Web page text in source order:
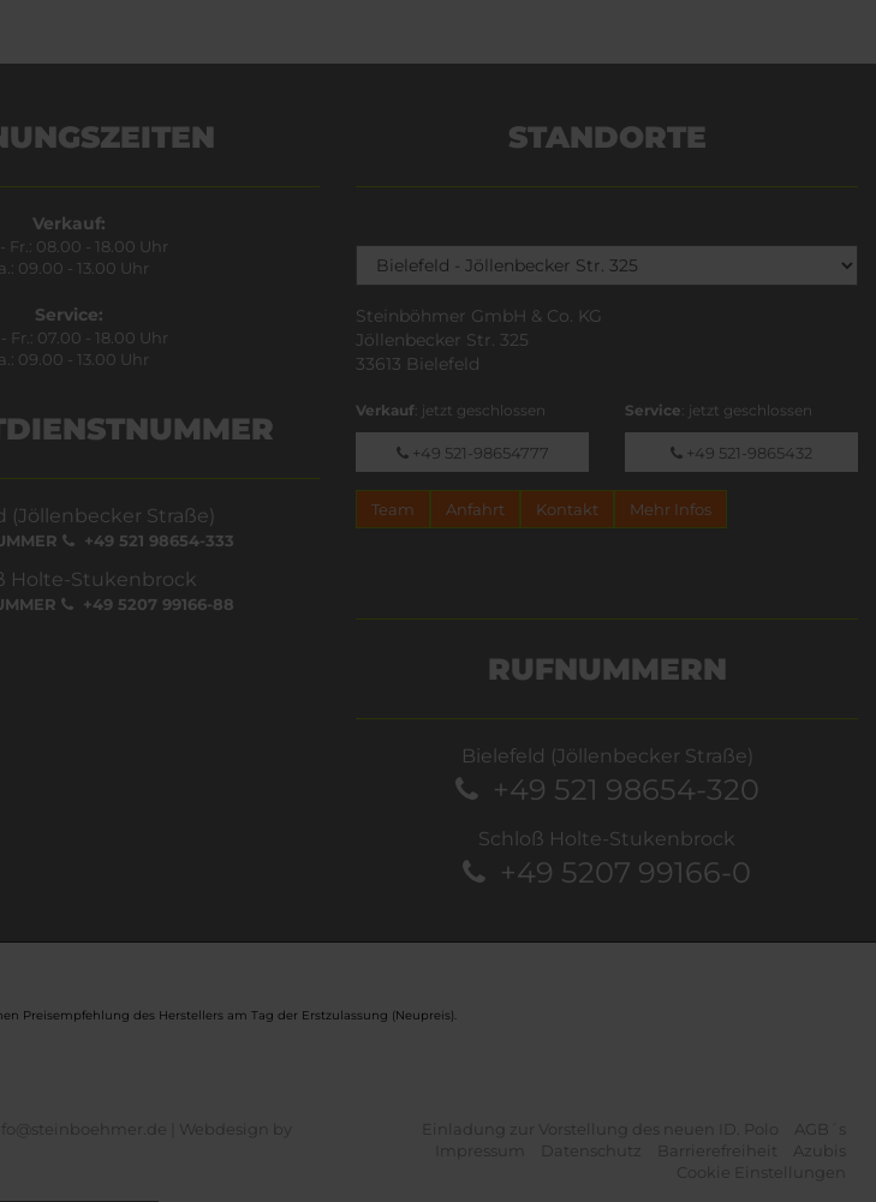
Verkauf:
Fr.: 08.00 - 18.00 Uhr
09.00 - 13.00 Uhr
Service:
Fr.: 07.00 - 18.00 Uhr
09.00 - 13.00 Uhr
(Jöllenbecker Straße)
+49 521 98654-333
Holte-Stukenbrock
+49 5207 99166-88
STANDORTE
Steinböhmer GmbH & Co. KG
Jöllenbecker Str. 325
33613 Bielefeld
Verkauf: jetzt geschlossen
+49 521-98654777
Service: jetzt geschlossen
+49 521-9865432
Team Anfahrt Kontakt Mehr Infos
RUFNUMMERN
Bielefeld (Jöllenbecker Straße)
+49 521 98654-320
Schloß Holte-Stukenbrock
+49 5207 99166-0
Preisempfehlung des Herstellers am Tag der Erstzulassung (Neupreis).
|
Webdesign by
Einladung zur Vorstellung des neuen ID. Polo
AGB´s
Impressum
Datenschutz Barrierefreiheit
Azubis
Cookie Einstellungen